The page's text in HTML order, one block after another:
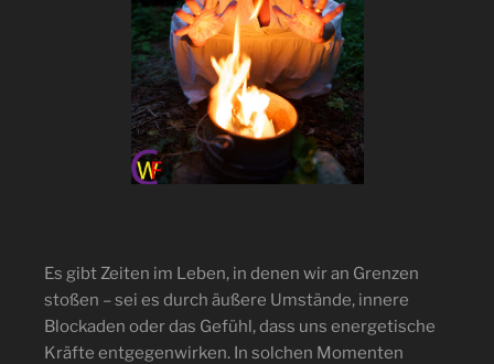
Es gibt Zeiten im Leben, in denen wir an Grenzen
stoßen – sei es durch äußere Umstände, innere
Blockaden oder das Gefühl, dass uns energetische
Kräfte entgegenwirken. In solchen Momenten